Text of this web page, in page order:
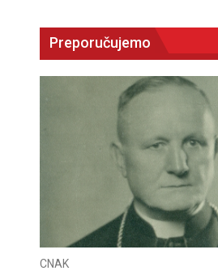
Preporučujemo
CNAK